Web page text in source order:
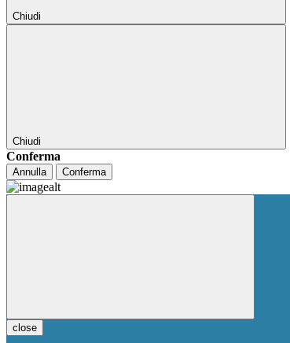
Chiudi
Chiudi
Conferma
Annulla Conferma
close